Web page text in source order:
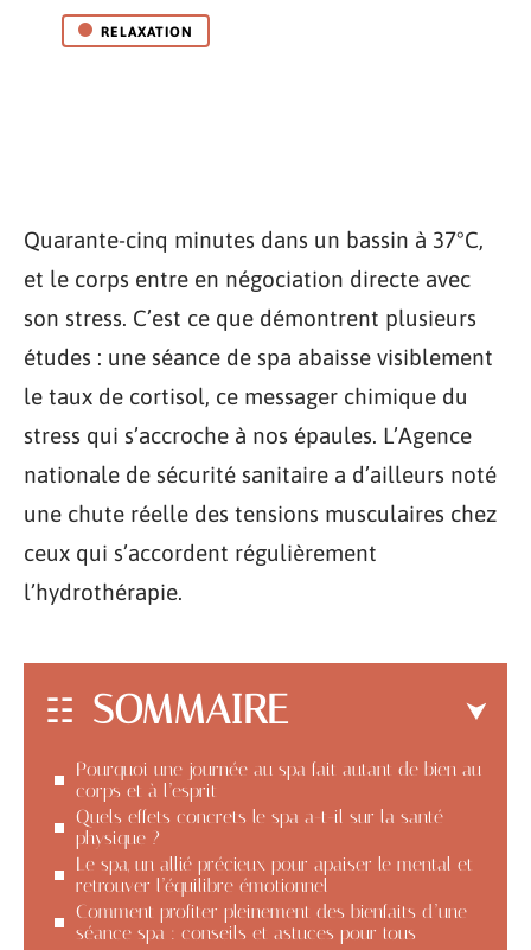
RELAXATION
Quarante-cinq minutes dans un bassin à 37°C,
et le corps entre en négociation directe avec
son stress. C’est ce que démontrent plusieurs
études : une séance de spa abaisse visiblement
le taux de cortisol, ce messager chimique du
stress qui s’accroche à nos épaules. L’Agence
nationale de sécurité sanitaire a d’ailleurs noté
une chute réelle des tensions musculaires chez
ceux qui s’accordent régulièrement
l’hydrothérapie.
SOMMAIRE
Pourquoi une journée au spa fait autant de bien au
corps et à l’esprit
Quels effets concrets le spa a-t-il sur la santé
physique ?
Le spa, un allié précieux pour apaiser le mental et
retrouver l’équilibre émotionnel
Comment profiter pleinement des bienfaits d’une
séance spa : conseils et astuces pour tous